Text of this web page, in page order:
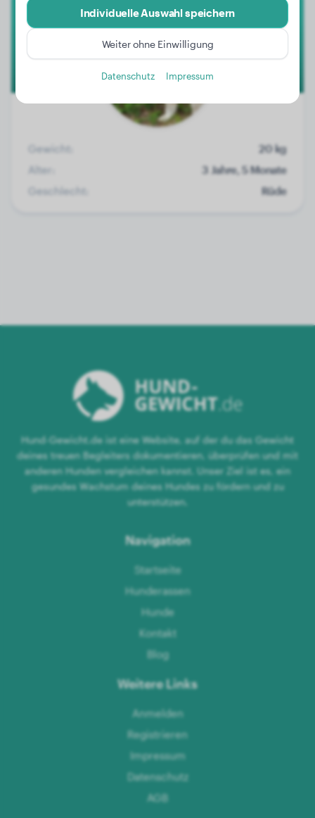
Gewicht:
20 kg
Alter:
3 Jahre, 5 Monate
Geschlecht:
Rüde
Hund-Gewicht.de ist eine Website, auf der du das Gewicht
deines treuen Begleiters dokumentieren, überprüfen und mit
anderen Hunden vergleichen kannst. Unser Ziel ist es, ein
gesundes Wachstum deines Hundes zu fördern und zu
unterstützen.
Navigation
Startseite
Hunderassen
Hunde
Kontakt
Blog
Weitere Links
Anmelden
Registrieren
Impressum
Datenschutz
AGB
Individuelle Auswahl speichern
Weiter ohne Einwilligung
Datenschutz Impressum